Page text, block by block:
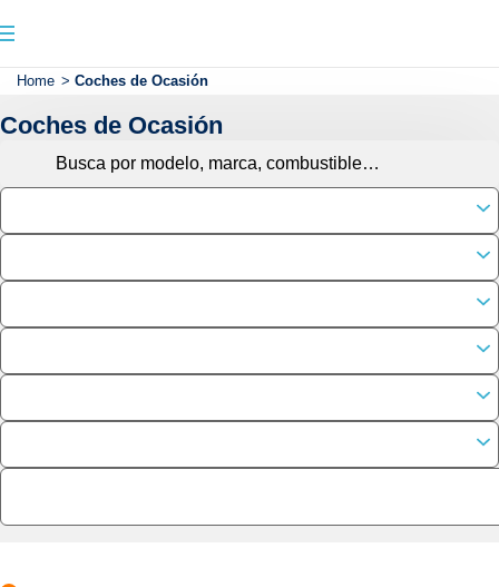
Home > Coches de Ocasión
Coches de Ocasión